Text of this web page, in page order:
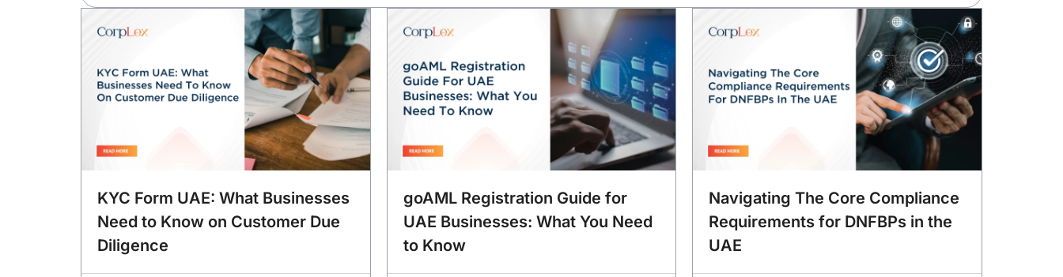
KYC Form UAE: What Businesses
Need to Know on Customer Due
Diligence
goAML Registration Guide for
UAE Businesses: What You Need
to Know
Navigating The Core Compliance
Requirements for DNFBPs in the
UAE